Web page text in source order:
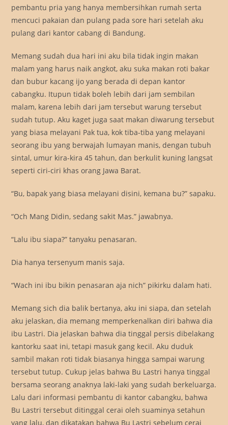
pembantu pria yang hanya membersihkan rumah serta
mencuci pakaian dan pulang pada sore hari setelah aku
pulang dari kantor cabang di Bandung.
Memang sudah dua hari ini aku bila tidak ingin makan
malam yang harus naik angkot, aku suka makan roti bakar
dan bubur kacang ijo yang berada di depan kantor
cabangku. Itupun tidak boleh lebih dari jam sembilan
malam, karena lebih dari jam tersebut warung tersebut
sudah tutup. Aku kaget juga saat makan diwarung tersebut
yang biasa melayani Pak tua, kok tiba-tiba yang melayani
seorang ibu yang berwajah lumayan manis, dengan tubuh
sintal, umur kira-kira 45 tahun, dan berkulit kuning langsat
seperti ciri-ciri khas orang Jawa Barat.
“Bu, bapak yang biasa melayani disini, kemana bu?” sapaku.
“Och Mang Didin, sedang sakit Mas.” jawabnya.
“Lalu ibu siapa?” tanyaku penasaran.
Dia hanya tersenyum manis saja.
“Wach ini ibu bikin penasaran aja nich” pikirku dalam hati.
Memang sich dia balik bertanya, aku ini siapa, dan setelah
aku jelaskan, dia memang memperkenalkan diri bahwa dia
ibu Lastri. Dia jelaskan bahwa dia tinggal persis dibelakang
kantorku saat ini, tetapi masuk gang kecil. Aku duduk
sambil makan roti tidak biasanya hingga sampai warung
tersebut tutup. Cukup jelas bahwa Bu Lastri hanya tinggal
bersama seorang anaknya laki-laki yang sudah berkeluarga.
Lalu dari informasi pembantu di kantor cabangku, bahwa
Bu Lastri tersebut ditinggal cerai oleh suaminya setahun
yang lalu, dan dikatakan bahwa Bu Lastri sebelum cerai